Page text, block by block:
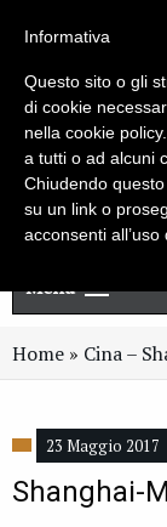
Newsletter
Menu
Home » Cina –
23 Maggio 2017
Shanghai-
Informativa
Questo sito o gli
di cookie
nella cookie
a tutti o ad alcuni
Chiudendo
su un link o
acconsenti all’uso